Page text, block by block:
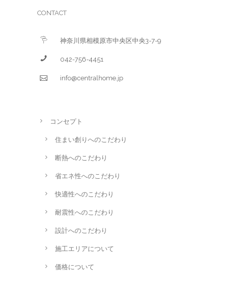
CONTACT
神奈川県相模原市中央区中央3-7-9
042-756-4451
info@centralhome.jp
コンセプト
住まい創りへのこだわり
断熱へのこだわり
省エネ性へのこだわり
快適性へのこだわり
耐震性へのこだわり
設計へのこだわり
施工エリアについて
価格について